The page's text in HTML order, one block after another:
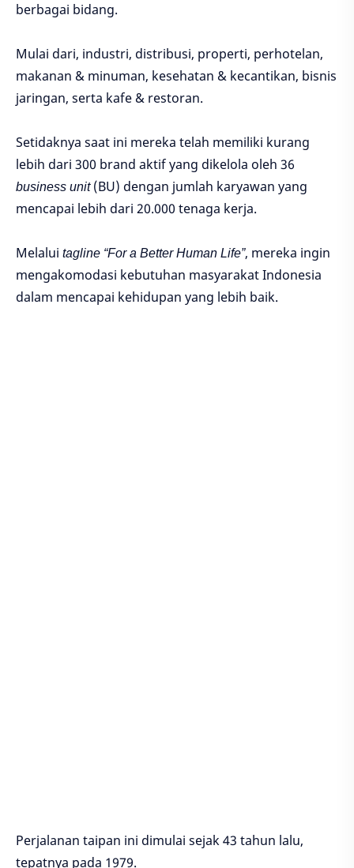
berbagai bidang.
Mulai dari, industri, distribusi, properti, perhotelan,
makanan & minuman, kesehatan & kecantikan, bisnis
jaringan, serta kafe & restoran.
Setidaknya saat ini mereka telah memiliki kurang
lebih dari 300 brand aktif yang dikelola oleh 36
business unit(BU) dengan jumlah karyawan yang
mencapai lebih dari 20.000 tenaga kerja.
Melalui tagline “For a Better Human Life”, mereka ingin
mengakomodasi kebutuhan masyarakat Indonesia
dalam mencapai kehidupan yang lebih baik.
Perjalanan taipan ini dimulai sejak 43 tahun lalu,
tepatnya pada 1979.